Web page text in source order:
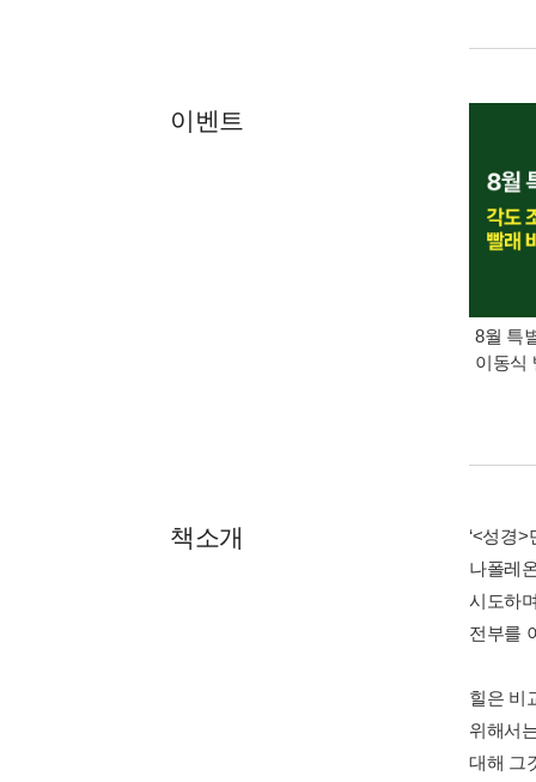
이벤트
8월 특
이동식
책소개
‘<성경
나폴레
시도하
전부를
힐은 비
위해서
대해 그